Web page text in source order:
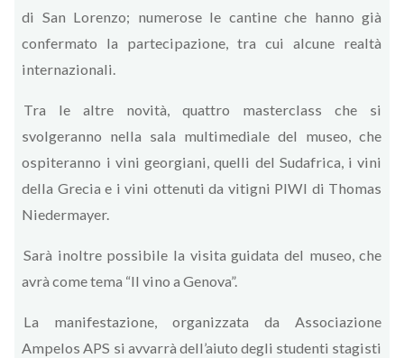
di San Lorenzo; numerose le cantine che hanno già
confermato la partecipazione, tra cui alcune realtà
internazionali.
Tra le altre novità, quattro masterclass che si
svolgeranno nella sala multimediale del museo, che
ospiteranno i vini georgiani, quelli del Sudafrica, i vini
della Grecia e i vini ottenuti da vitigni PIWI di Thomas
Niedermayer.
Sarà inoltre possibile la visita guidata del museo, che
avrà come tema “Il vino a Genova”.
La manifestazione, organizzata da Associazione
Ampelos APS si avvarrà dell’aiuto degli studenti stagisti